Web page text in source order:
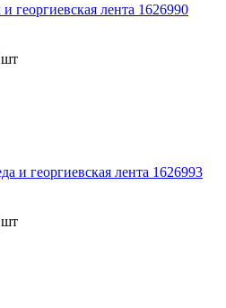
георгиевская лента 1626990
шт
и георгиевская лента 1626993
шт